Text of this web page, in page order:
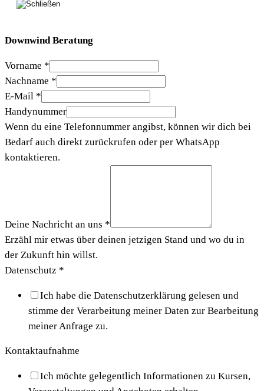
Downwind Beratung
Vorname *
Nachname *
E-Mail *
Handynummer
Wenn du eine Telefonnummer angibst, können wir dich bei
Bedarf auch direkt zurückrufen oder per WhatsApp
kontaktieren.
Deine Nachricht an uns *
Erzähl mir etwas über deinen jetzigen Stand und wo du in
der Zukunft hin willst.
Datenschutz *
Ich habe die Datenschutzerklärung gelesen und
stimme der Verarbeitung meiner Daten zur Bearbeitung
meiner Anfrage zu.
Kontaktaufnahme
Ich möchte gelegentlich Informationen zu Kursen,